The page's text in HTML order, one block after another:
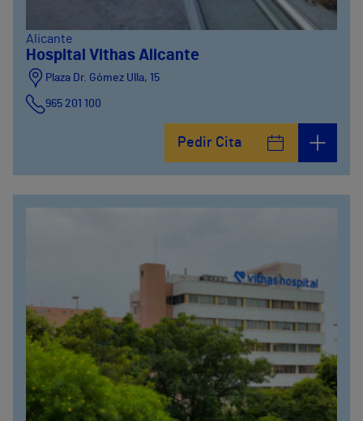
Alicante
Hospital Vithas Alicante
Plaza Dr. Gómez Ulla, 15
965 201 100
Pedir Cita